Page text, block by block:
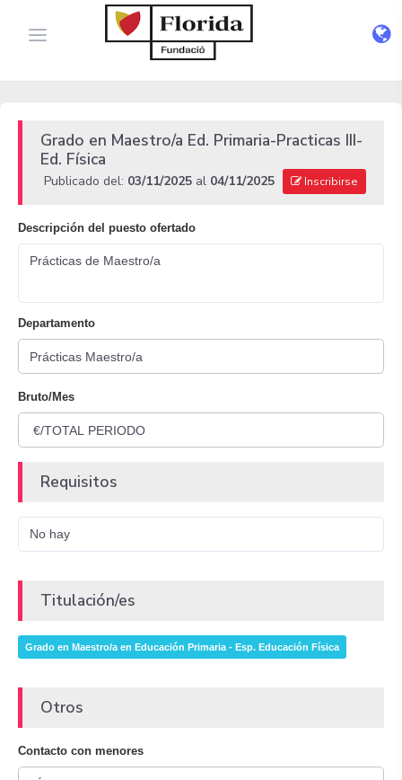
Grado en Maestro/a Ed. Primaria-Practicas III-
Ed. Física
Publicado del: 03/11/2025 al 04/11/2025 Inscribirse
Descripción del puesto ofertado
Prácticas de Maestro/a
Departamento
Bruto/Mes
Requisitos
No hay
Titulación/es
Grado en Maestro/a en Educación Primaria - Esp. Educación Física
Otros
Contacto con menores